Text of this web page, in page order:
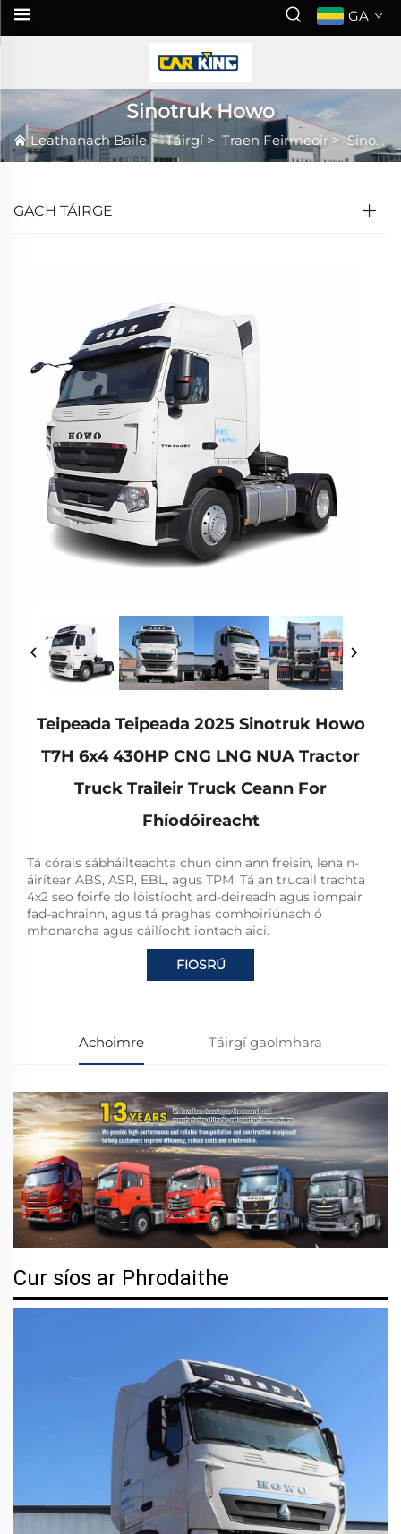
GA
Sinotruk Howo
Leathanach Baile>Táirgí > Traen Feirmeoir>Sinotruk Howo
GACH TÁIRGE
Teipeada Teipeada 2025 Sinotruk Howo
T7H 6x4 430HP CNG LNG NUA Tractor
Truck Traileir Truck Ceann For
Fhíodóireacht
Tá córais sábháilteachta chun cinn ann freisin, lena n-
áirítear ABS, ASR, EBL, agus TPM. Tá an trucail trachta
4x2 seo foirfe do lóistíocht ard-deireadh agus iompair
fad-achrainn, agus tá praghas comhoiriúnach ó
mhonarcha agus cáilíocht iontach aici.
FIOSRÚ
Achoimre Táirgí gaolmhara
Cur síos ar Phrodaithe